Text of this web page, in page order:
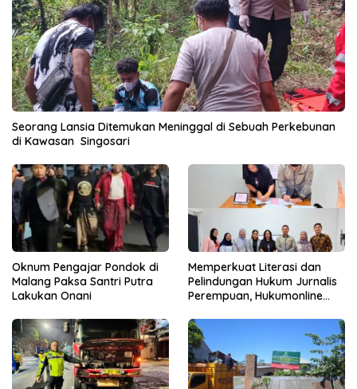
Seorang Lansia Ditemukan Meninggal di Sebuah Perkebunan
di Kawasan Singosari
Oknum Pengajar Pondok di
Malang Paksa Santri Putra
Lakukan Onani
Memperkuat Literasi dan
Pelindungan Hukum Jurnalis
Perempuan, Hukumonline
Gratis